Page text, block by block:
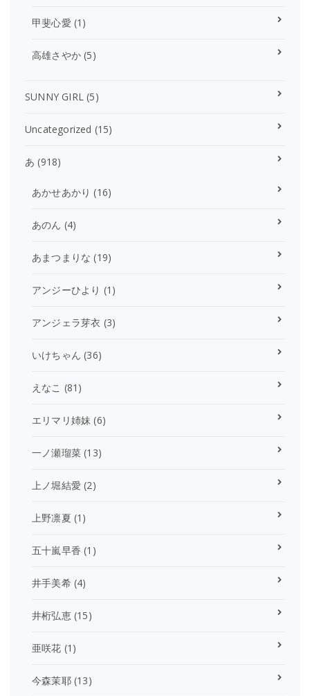
甲斐心愛 (1)
高雄さやか (5)
SUNNY GIRL (5)
Uncategorized (15)
あ (918)
あかせあかり (16)
あのん (4)
あまつまりな (19)
アンジーひより (1)
アンジェラ芽衣 (3)
いけちゃん (36)
えなこ (81)
エリマリ姉妹 (6)
一ノ瀬瑠菜 (13)
上ノ堀結愛 (2)
上野凛夏 (1)
五十嵐早香 (1)
井手美希(4)
井桁弘恵(15)
亜咲花 (1)
今森茉耶(13)